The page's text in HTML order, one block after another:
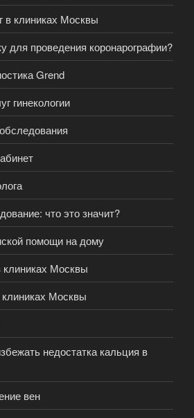
в клиниках Москвы
для проведения коронарографии?
Grend
гинекологии
что это значит?
помощи на дому
клиниках Москвы
Москвы
недостатка кальция в
вен